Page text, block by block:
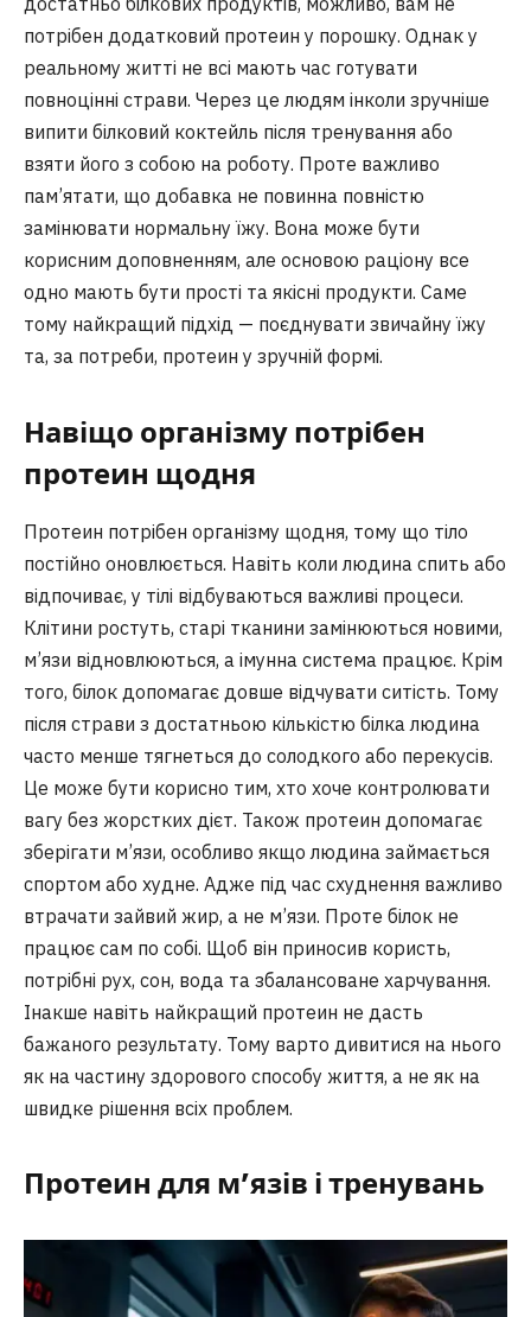
потрібен додатковий протеин у порошку. Однак у
реальному житті не всі мають час готувати
повноцінні страви. Через це людям інколи зручніше
випити білковий коктейль після тренування або
взяти його з собою на роботу. Проте важливо
пам’ятати, що добавка не повинна повністю
замінювати нормальну їжу. Вона може бути
корисним доповненням, але основою раціону все
одно мають бути прості та якісні продукти. Саме
тому найкращий підхід — поєднувати звичайну їжу
та, за потреби, протеин у зручній формі.
Навіщо організму потрібен
протеин щодня
Протеин потрібен організму щодня, тому що тіло
постійно оновлюється. Навіть коли людина спить або
відпочиває, у тілі відбуваються важливі процеси.
Клітини ростуть, старі тканини замінюються новими,
м’язи відновлюються, а імунна система працює. Крім
того, білок допомагає довше відчувати ситість. Тому
після страви з достатньою кількістю білка людина
часто менше тягнеться до солодкого або перекусів.
Це може бути корисно тим, хто хоче контролювати
вагу без жорстких дієт. Також протеин допомагає
зберігати м’язи, особливо якщо людина займається
спортом або худне. Адже під час схуднення важливо
втрачати зайвий жир, а не м’язи. Проте білок не
працює сам по собі. Щоб він приносив користь,
потрібні рух, сон, вода та збалансоване харчування.
Інакше навіть найкращий протеин не дасть
бажаного результату. Тому варто дивитися на нього
як на частину здорового способу життя, а не як на
швидке рішення всіх проблем.
Протеин для м’язів і тренувань